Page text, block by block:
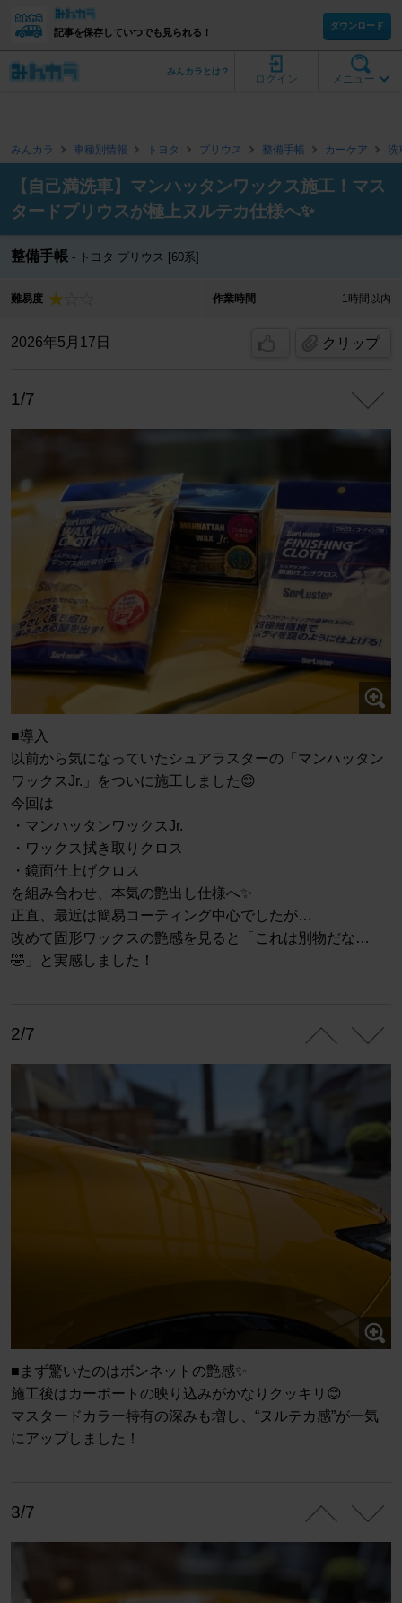
記事を保存していつでも見られる！
ダウンロード
メニュー
ログイン
みんカラとは？
みんカラ 車種別情報 トヨタ プリウス 整備手帳 カーケア 洗
【自己満洗車】マンハッタンワックス施工！マス
タードプリウスが極上ヌルテカ仕様へ✨
整備手帳 トヨタ プリウス [60系]
難易度 作業時間 1時間以内
2026年5月17日 クリップ
1/7
■導入
以前から気になっていたシュアラスターの「マンハッタン
ワックスJr.」をついに施工しました😊
今回は
・マンハッタンワックスJr.
・ワックス拭き取りクロス
・鏡面仕上げクロス
を組み合わせ、本気の艶出し仕様へ✨
正直、最近は簡易コーティング中心でしたが…
改めて固形ワックスの艶感を見ると「これは別物だな…
🤣」と実感しました！
2/7
■まず驚いたのはボンネットの艶感✨
施工後はカーポートの映り込みがかなりクッキリ😊
マスタードカラー特有の深みも増し、“ヌルテカ感”が一気
にアップしました！
3/7